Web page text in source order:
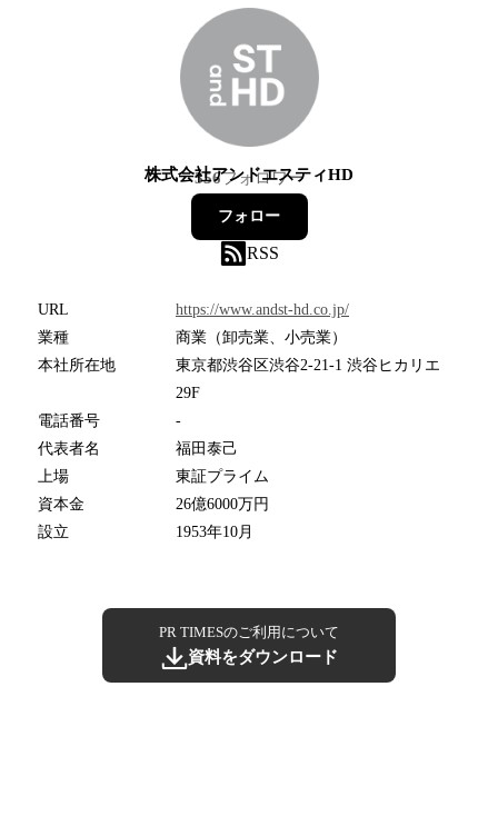
株式会社アンドエスティHD
356フォロワー
フォロー
RSS
URL
https://www.andst-hd.co.jp/
業種
商業（卸売業、小売業）
本社所在地
東京都渋谷区渋谷2-21-1 渋谷ヒカリエ
29F
電話番号
-
代表者名
福田泰己
上場
東証プライム
資本金
26億6000万円
設立
1953年10月
PR TIMESのご利用について
資料をダウンロード